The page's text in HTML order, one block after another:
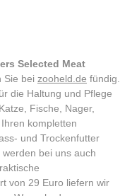
Selected Meat
Sie bei zooheld.de fündig.
die Haltung und Pflege
Fische, Nager,
kompletten
und Trockenfutter
bei uns auch
von 29 Euro liefern wir